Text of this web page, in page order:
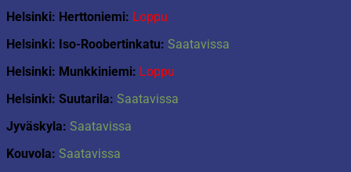
Helsinki: Herttoniemi: Loppu
Helsinki: Iso-Roobertinkatu: Saatavissa
Helsinki: Munkkiniemi: Loppu
Helsinki: Suutarila: Saatavissa
Jyväskyla: Saatavissa
Kouvola: Saatavissa